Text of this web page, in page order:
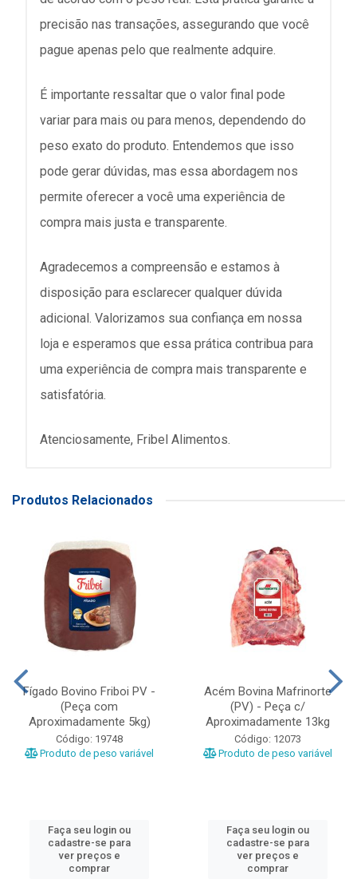
precisão nas transações, assegurando que você
pague apenas pelo que realmente adquire.
É importante ressaltar que o valor final pode
variar para mais ou para menos, dependendo do
peso exato do produto. Entendemos que isso
pode gerar dúvidas, mas essa abordagem nos
permite oferecer a você uma experiência de
compra mais justa e transparente.
Agradecemos a compreensão e estamos à
disposição para esclarecer qualquer dúvida
adicional. Valorizamos sua confiança em nossa
loja e esperamos que essa prática contribua para
uma experiência de compra mais transparente e
satisfatória.
Atenciosamente, Fribel Alimentos.
Produtos Relacionados
Fígado Bovino Friboi PV -
(Peça com
Aproximadamente 5kg)
Código: 19748
Produto de peso variável
Faça seu login ou
cadastre-se para
ver preços e
comprar
Acém Bovina Mafrinorte
(PV) - Peça c/
Aproximadamente 13kg
Código: 12073
Produto de peso variável
Faça seu login ou
cadastre-se para
ver preços e
comprar